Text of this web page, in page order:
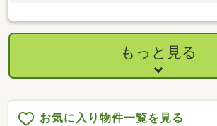
もっと見る
お気に入り物件一覧を見る